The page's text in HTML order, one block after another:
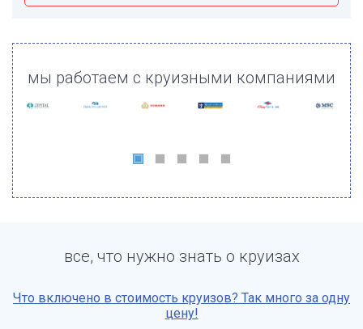
мы работаем с круизными компаниями
все, что нужно знать о круизах
Что включено в стоимость круизов? Так много за одну
цену!